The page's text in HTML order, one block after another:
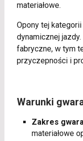
materiałowe.
Opony tej
dynamicznej
fabryczne, w tym
przyczepności i
Warunki
Zakres
materiałowe